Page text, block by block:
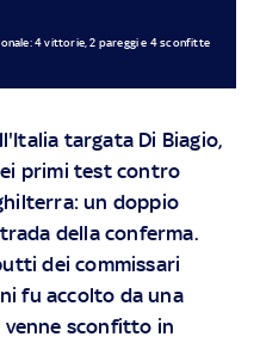
4 vittorie, 2 pareggi e 4 sconfitte
targata Di Biagio,
primi test contro
un doppio
della conferma.
dei commissari
fu accolto da una
sconfitto in